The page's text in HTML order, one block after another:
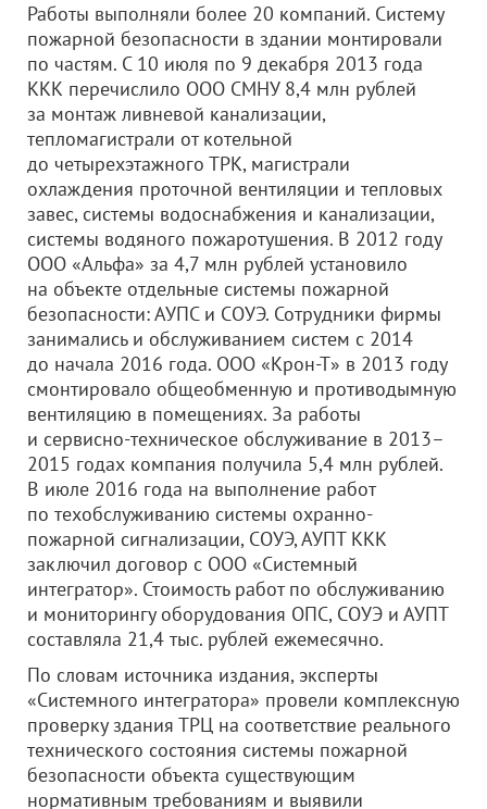
Работы выполняли более 20 компаний. Систему
пожарной безопасности в здании монтировали
по частям. С 10 июля по 9 декабря 2013 года
ККК перечислило ООО СМНУ 8,4 млн рублей
за монтаж ливневой канализации,
тепломагистрали от котельной
до четырехэтажного ТРК, магистрали
охлаждения проточной вентиляции и тепловых
завес, системы водоснабжения и канализации,
системы водяного пожаротушения. В 2012 году
ООО «Альфа» за 4,7 млн рублей установило
на объекте отдельные системы пожарной
безопасности: АУПС и СОУЭ. Сотрудники фирмы
занимались и обслуживанием систем с 2014
до начала 2016 года. ООО «Крон-Т» в 2013 году
смонтировало общеобменную и противодымную
вентиляцию в помещениях. За работы
и сервисно-техническое обслуживание в 2013–
2015 годах компания получила 5,4 млн рублей.
В июле 2016 года на выполнение работ
по техобслуживанию системы охранно-
пожарной сигнализации, СОУЭ, АУПТ ККК
заключил договор с ООО «Системный
интегратор». Стоимость работ по обслуживанию
и мониторингу оборудования ОПС, СОУЭ и АУПТ
составляла 21,4 тыс. рублей ежемесячно.
По словам источника издания, эксперты
«Системного интегратора» провели комплексную
проверку здания ТРЦ на соответствие реального
технического состояния системы пожарной
безопасности объекта существующим
нормативным требованиям и выявили